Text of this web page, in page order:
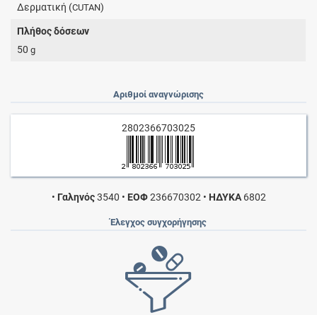
Δερματική (CUTAN)
Πλήθος δόσεων
50g
Αριθμοί αναγνώρισης
2802366703025
• Γαληνός3540 • ΕΟΦ236670302 • ΗΔΥΚΑ6802
Έλεγχος συγχορήγησης